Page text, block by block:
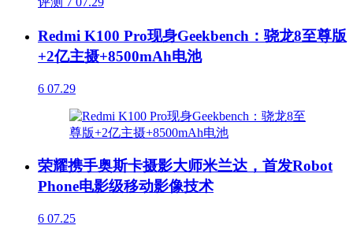
Redmi K100 Pro现身Geekbench：骁龙8至尊版
+2亿主摄+8500mAh电池
6 07.29
荣耀携手奥斯卡摄影大师米兰达，首发Robot
Phone电影级移动影像技术
6 07.25